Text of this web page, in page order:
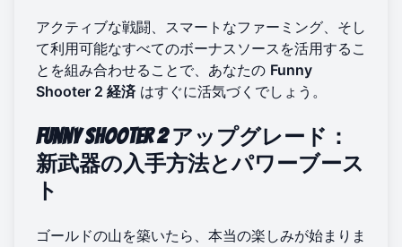
アクティブな戦闘、スマートなファーミング、そし
て利用可能なすべてのボーナスソースを活用するこ
とを組み合わせることで、あなたの Funny
Shooter 2 経済はすぐに活気づくでしょう。
Funny Shooter 2 アップグレード：
新武器の入手方法とパワーブース
ト
ゴールドの山を築いたら、本当の楽しみが始まりま